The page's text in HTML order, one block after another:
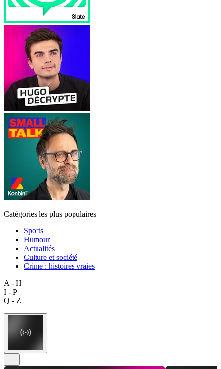
Catégories les plus populaires
Sports
Humour
Actualités
Culture et société
Crime : histoires vraies
A - H
I - P
Q - Z